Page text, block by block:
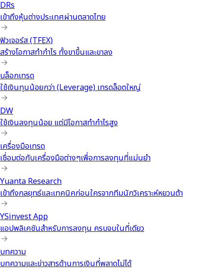
DRs
เข้าถึงหุ้นต่างประเทศผ่านตลาดไทย
ฟิวเจอร์ส (TFEX)
สร้างโอกาสทำกำไร ทั้งขาขึ้นและขาลง
บล็อกเทรด
ใช้เงินทุนน้อยกว่า (Leverage) เทรดล็อตใหญ่
DW
ใช้เงินลงทุนน้อย แต่มีโอกาสทำกำไรสูง
เครื่องมือเทรด
เชื่อมต่อกับเครื่องมือต่างๆเพื่อการลงทุนที่แม่นยำ
Yuanta Research
เข้าถึงกลยุทธ์และเทคนิคก่อนใครจากทีมนักวิเคราะห์หยวนต้า
YSinvest App
แอปพลิเคชันสำหรับการลงทุน ครบจบในที่เดียว
บทความ
บทความและข่าวสารด้านการเงินที่พลาดไม่ได้